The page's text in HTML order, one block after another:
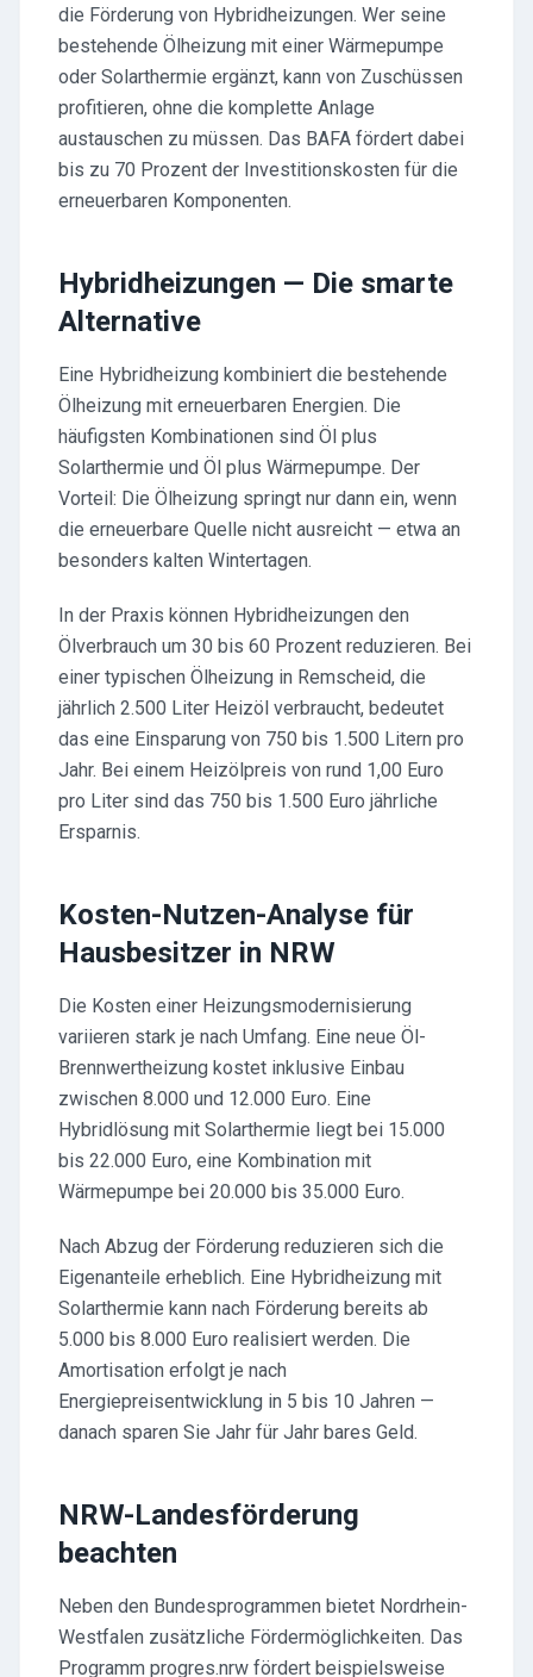
die Förderung von Hybridheizungen. Wer seine
bestehende Ölheizung mit einer Wärmepumpe
oder Solarthermie ergänzt, kann von Zuschüssen
profitieren, ohne die komplette Anlage
austauschen zu müssen. Das BAFA fördert dabei
bis zu 70 Prozent der Investitionskosten für die
erneuerbaren Komponenten.
Hybridheizungen — Die smarte
Alternative
Eine Hybridheizung kombiniert die bestehende
Ölheizung mit erneuerbaren Energien. Die
häufigsten Kombinationen sind Öl plus
Solarthermie und Öl plus Wärmepumpe. Der
Vorteil: Die Ölheizung springt nur dann ein, wenn
die erneuerbare Quelle nicht ausreicht — etwa an
besonders kalten Wintertagen.
In der Praxis können Hybridheizungen den
Ölverbrauch um 30 bis 60 Prozent reduzieren. Bei
einer typischen Ölheizung in Remscheid, die
jährlich 2.500 Liter Heizöl verbraucht, bedeutet
das eine Einsparung von 750 bis 1.500 Litern pro
Jahr. Bei einem Heizölpreis von rund 1,00 Euro
pro Liter sind das 750 bis 1.500 Euro jährliche
Ersparnis.
Kosten-Nutzen-Analyse für
Hausbesitzer in NRW
Die Kosten einer Heizungsmodernisierung
variieren stark je nach Umfang. Eine neue Öl-
Brennwertheizung kostet inklusive Einbau
zwischen 8.000 und 12.000 Euro. Eine
Hybridlösung mit Solarthermie liegt bei 15.000
bis 22.000 Euro, eine Kombination mit
Wärmepumpe bei 20.000 bis 35.000 Euro.
Nach Abzug der Förderung reduzieren sich die
Eigenanteile erheblich. Eine Hybridheizung mit
Solarthermie kann nach Förderung bereits ab
5.000 bis 8.000 Euro realisiert werden. Die
Amortisation erfolgt je nach
Energiepreisentwicklung in 5 bis 10 Jahren —
danach sparen Sie Jahr für Jahr bares Geld.
NRW-Landesförderung
beachten
Neben den Bundesprogrammen bietet Nordrhein-
Westfalen zusätzliche Fördermöglichkeiten. Das
Programm progres.nrw fördert beispielsweise